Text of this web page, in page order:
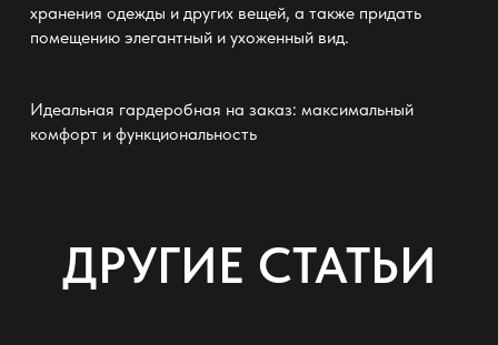
хранения одежды и других вещей, а также придать
помещению элегантный и ухоженный вид.
Идеальная гардеробная на заказ: максимальный
комфорт и функциональность
ДРУГИЕ СТАТЬИ